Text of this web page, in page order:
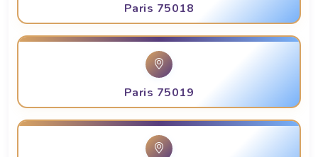
Paris 75018
Paris 75019